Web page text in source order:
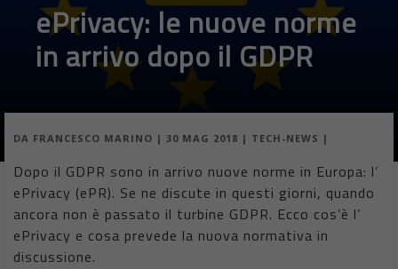
ePrivacy: le nuove norme
in arrivo dopo il GDPR
DA FRANCESCO MARINO | 30 MAG 2018 | TECH-NEWS |
Dopo il GDPR sono in arrivo nuove norme in Europa: l’
ePrivacy (ePR). Se ne discute in questi giorni, quando
ancora non è passato il turbine GDPR. Ecco cos’è l’
ePrivacy e cosa prevede la nuova normativa in
discussione.